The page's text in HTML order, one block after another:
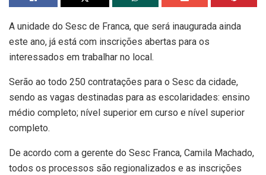
A unidade do Sesc de Franca, que será inaugurada ainda
este ano, já está com inscrições abertas para os
interessados em trabalhar no local.
Serão ao todo 250 contratações para o Sesc da cidade,
sendo as vagas destinadas para as escolaridades: ensino
médio completo; nível superior em curso e nível superior
completo.
De acordo com a gerente do Sesc Franca, Camila Machado,
todos os processos são regionalizados e as inscrições